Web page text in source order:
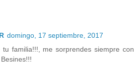
domingo, 17 septiembre, 2017
familia!!!, me sorprendes siempre con